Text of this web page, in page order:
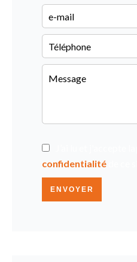
confidentialité
ENVOYER